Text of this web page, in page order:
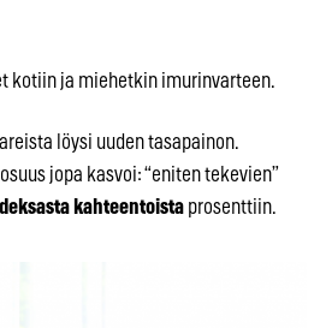
kotiin ja miehetkin imurinvarteen.
löysi uuden tasapainon.
jopa kasvoi: “eniten tekevien”
kahteentoista prosenttiin.